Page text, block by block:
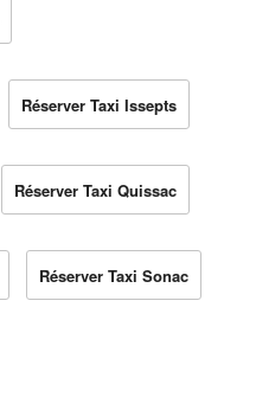
Réserver Taxi Issepts
Réserver Taxi Quissac
Réserver Taxi Sonac